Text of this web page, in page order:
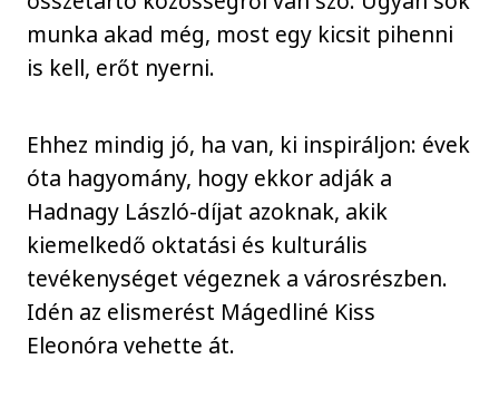
munka akad még, most egy kicsit pihenni
is kell, erőt nyerni.
Ehhez mindig jó, ha van, ki inspiráljon: évek
óta hagyomány, hogy ekkor adják a
Hadnagy László-díjat azoknak, akik
kiemelkedő oktatási és kulturális
tevékenységet végeznek a városrészben.
Idén az elismerést Mágedliné Kiss
Eleonóra vehette át.